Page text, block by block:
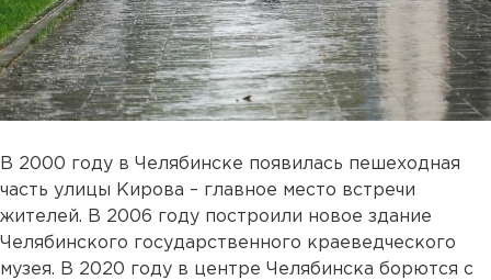
В 2000 году в Челябинске появилась пешеходная
часть улицы Кирова – главное место встречи
жителей. В 2006 году построили новое здание
Челябинского государственного краеведческого
музея. В 2020 году в центре Челябинска борются с